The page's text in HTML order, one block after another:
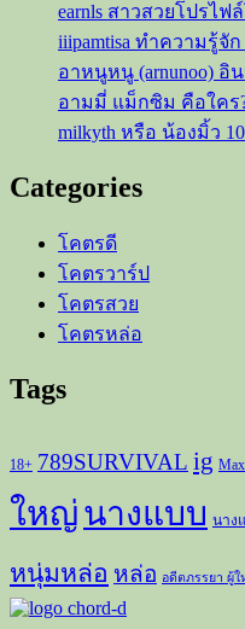
ฮอต
ที่
น่า
จับตา
มอง
earnls สาวสวยโปรไ
iiipamtisa ทำความรู้
อาหนูหนู (arnunoo)
อามมี่ แม็กซิม คือใคร
milkyth หรือ น้องมิ้ว
Categories
โคตรดี
โคตรวาร์ป
โคตรสวย
โคตรหล่อ
Tags
18+ 789SURVIVAL ig
ใหญ่นางแบบ นาง
หนุ่มหล่อ หล่อ อดีตภรรยา ผู้